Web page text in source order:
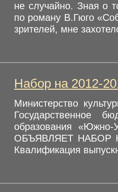
не случайно. Зная о
по роману В.Гюго
зрителей, мне
Набор на 2012-
Министерство
Государственное
образования «Южно-
ОБЪЯВЛЯЕТ НАБОР
Квалификация